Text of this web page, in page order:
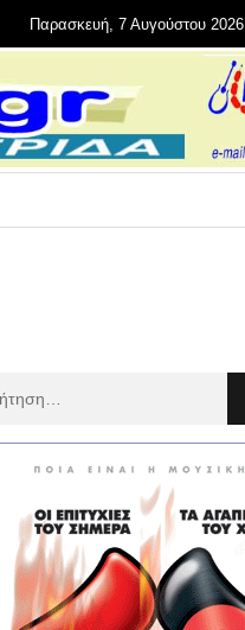
Παρασκευή, 7 Αυγούστου 2026